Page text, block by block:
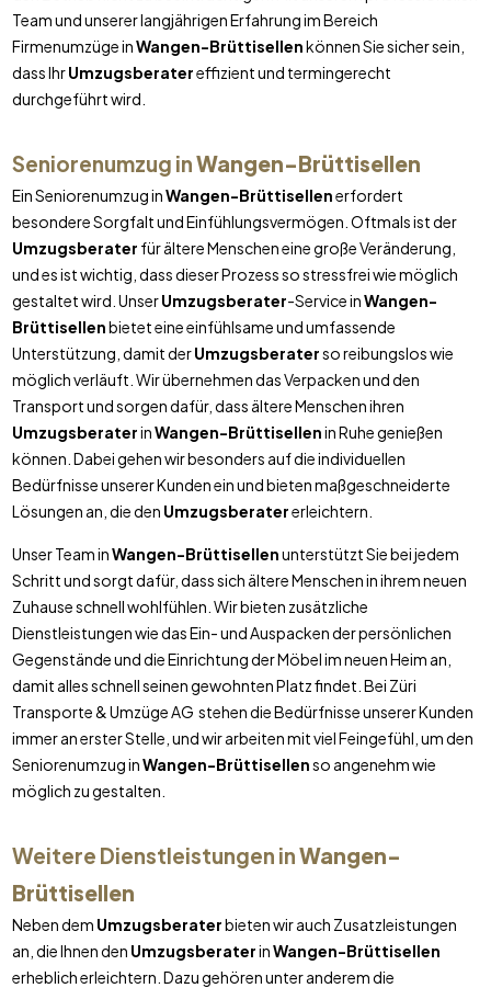
Team und unserer langjährigen Erfahrung im Bereich
Firmenumzüge inWangen-Brüttisellenkönnen Sie sicher sein,
dass IhrUmzugsberatereffizient und termingerecht
durchgeführt wird.
Seniorenumzug inWangen-Brüttisellen
Ein Seniorenumzug inWangen-Brüttisellenerfordert
besondere Sorgfalt und Einfühlungsvermögen. Oftmals ist der
Umzugsberater für ältere Menschen eine große Veränderung,
und es ist wichtig, dass dieser Prozess so stressfrei wie möglich
gestaltet wird. UnserUmzugsberater-Service inWangen-
Brüttisellenbietet eine einfühlsame und umfassende
Unterstützung, damit derUmzugsberaterso reibungslos wie
möglich verläuft. Wir übernehmen das Verpacken und den
Transport und sorgen dafür, dass ältere Menschen ihren
UmzugsberaterinWangen-Brüttisellenin Ruhe genießen
können. Dabei gehen wir besonders auf die individuellen
Bedürfnisse unserer Kunden ein und bieten maßgeschneiderte
Lösungen an, die den Umzugsberatererleichtern.
Unser Team inWangen-Brüttisellenunterstützt Sie bei jedem
Schritt und sorgt dafür, dass sich ältere Menschen in ihrem neuen
Zuhause schnell wohlfühlen. Wir bieten zusätzliche
Dienstleistungen wie das Ein- und Auspacken der persönlichen
Gegenstände und die Einrichtung der Möbel im neuen Heim an,
damit alles schnell seinen gewohnten Platz findet. Bei Züri
Transporte & Umzüge AG stehen die Bedürfnisse unserer Kunden
immer an erster Stelle, und wir arbeiten mit viel Feingefühl, um den
Seniorenumzug inWangen-Brüttisellenso angenehm wie
möglich zu gestalten.
Weitere Dienstleistungen inWangen-
Brüttisellen
Neben dem Umzugsberaterbieten wir auch Zusatzleistungen
an, die Ihnen den UmzugsberaterinWangen-Brüttisellen
erheblich erleichtern. Dazu gehören unter anderem die